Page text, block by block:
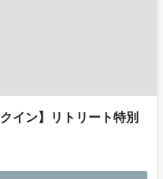
イン】リトリート特別